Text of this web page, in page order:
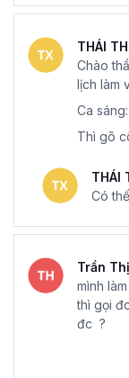
THÁI
Chào
lịch làm
Ca
Thì gõ
THÁI
Có
Trần
mình
thì gọi
đc ?